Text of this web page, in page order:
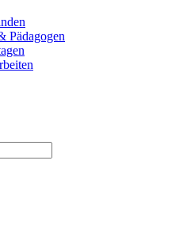
Pädagogen